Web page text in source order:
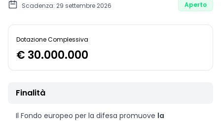
Scadenza: 29 settembre 2026 Aperto
Dotazione Complessiva
€ 30.000.000
Finalità
Il Fondo europeo per la difesa promuove la